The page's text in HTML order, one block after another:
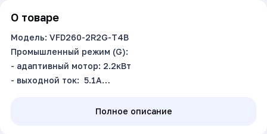
О товаре
Модель: VFD260-2R2G-T4B
Промышленный режим (G):
- адаптивный мотор: 2.2кВт
- выходной ток: 5.1А
Входное напряжение: 3~380В ±15%, 50/60Гц
Полное описание